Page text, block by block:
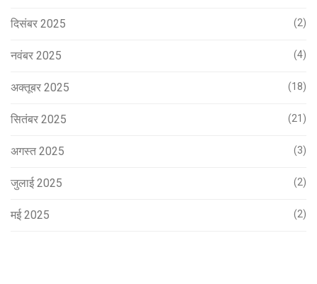
दिसंबर 2025 (2)
नवंबर 2025 (4)
अक्तूबर 2025 (18)
सितंबर 2025 (21)
अगस्त 2025 (3)
जुलाई 2025 (2)
मई 2025 (2)